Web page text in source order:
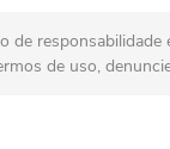
de
de uso,